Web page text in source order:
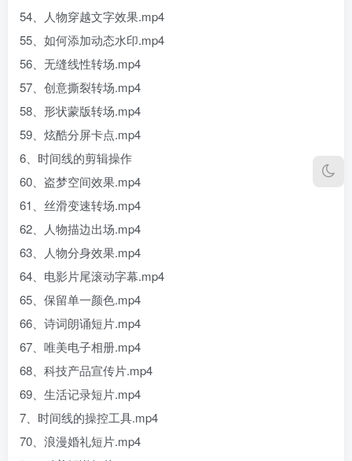
54、人物穿越文字效果.mp4
55、如何添加动态水印.mp4
56、无缝线性转场.mp4
57、创意撕裂转场.mp4
58、形状蒙版转场.mp4
59、炫酷分屏卡点.mp4
6、时间线的剪辑操作
60、盗梦空间效果.mp4
61、丝滑变速转场.mp4
62、人物描边出场.mp4
63、人物分身效果.mp4
64、电影片尾滚动字幕.mp4
65、保留单一颜色.mp4
66、诗词朗诵短片.mp4
67、唯美电子相册.mp4
68、科技产品宣传片.mp4
69、生活记录短片.mp4
7、时间线的操控工具.mp4
70、浪漫婚礼短片.mp4